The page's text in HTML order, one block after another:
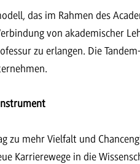
das im Rahmen des
von akademischer
zu erlangen. Die
zu mehr Vielfalt und
Karrierewege in die